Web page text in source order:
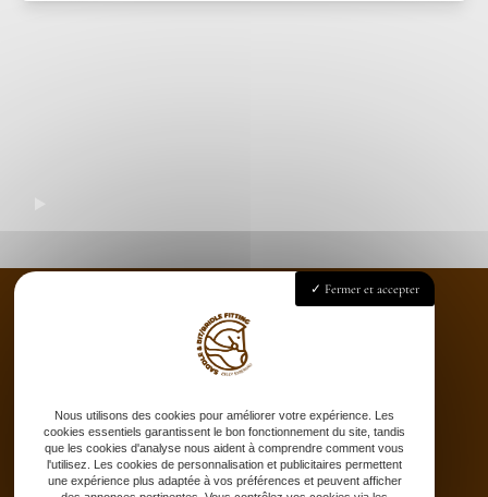
Accueil
Bit fitting
Selle sur-mesure
Stages
Fermer et accepter
Nous utilisons des cookies pour améliorer votre expérience. Les
cookies essentiels garantissent le bon fonctionnement du site, tandis
que les cookies d'analyse nous aident à comprendre comment vous
l'utilisez. Les cookies de personnalisation et publicitaires permettent
une expérience plus adaptée à vos préférences et peuvent afficher